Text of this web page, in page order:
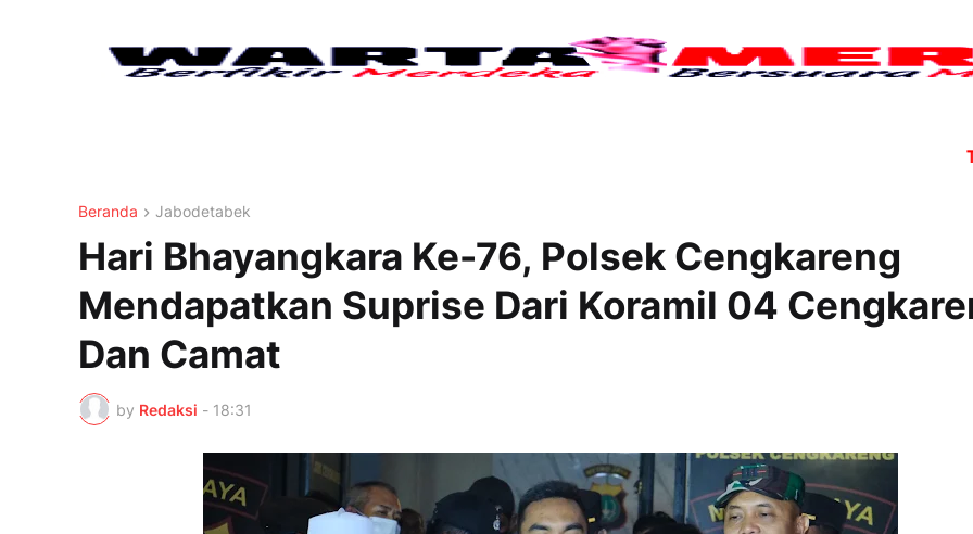
Beranda Jabodetabek
Hari Bhayangkara Ke-76, Polsek Cengkareng
Mendapatkan Suprise Dari Koramil 04
Dan Camat
by Redaksi - 18:31